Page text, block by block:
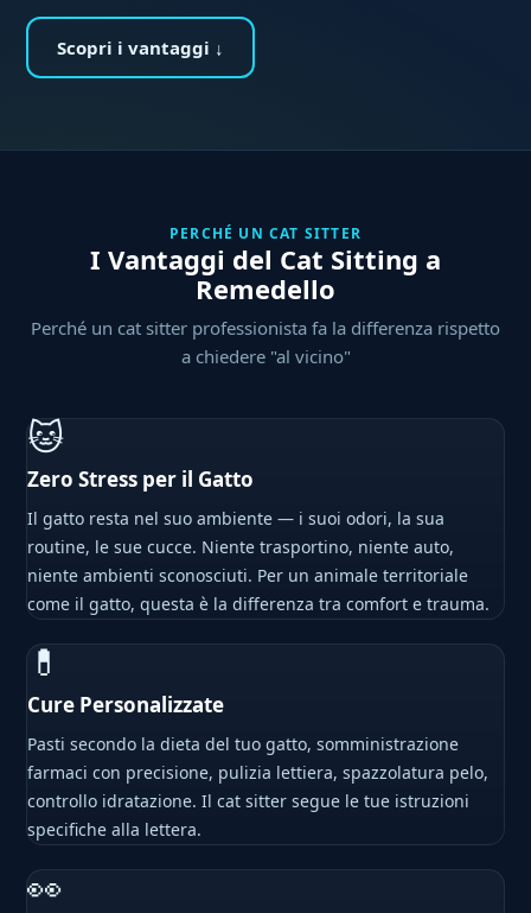
Scopri i vantaggi ↓
PERCHÉ UN CAT SITTER
I Vantaggi del Cat Sitting a
Remedello
Perché un cat sitter professionista fa la differenza rispetto
a chiedere "al vicino"
🐱
Zero Stress per il Gatto
Il gatto resta nel suo ambiente — i suoi odori, la sua
routine, le sue cucce. Niente trasportino, niente auto,
niente ambienti sconosciuti. Per un animale territoriale
come il gatto, questa è la differenza tra comfort e trauma.
💊
Cure Personalizzate
Pasti secondo la dieta del tuo gatto, somministrazione
farmaci con precisione, pulizia lettiera, spazzolatura pelo,
controllo idratazione. Il cat sitter segue le tue istruzioni
specifiche alla lettera.
👀